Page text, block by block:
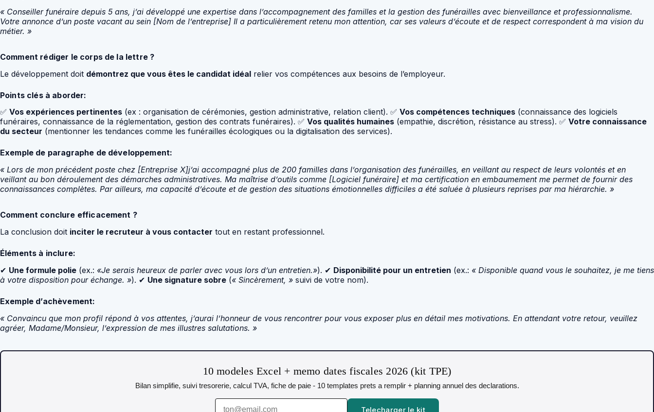
« Conseiller funéraire depuis 5 ans, j’ai développé une expertise dans l’accompagnement des familles et la gestion des funérailles avec bienveillance et professionnalisme.
Votre annonce d’un poste vacant au sein [Nom de l’entreprise] Il a particulièrement retenu mon attention, car ses valeurs d’écoute et de respect correspondent à ma vision du
métier. »
Comment rédiger le corps de la lettre ?
Le développement doit démontrez que vous êtes le candidat idéal relier vos compétences aux besoins de l’employeur.
Points clés à aborder:
✅ Vos expériences pertinentes (ex : organisation de cérémonies, gestion administrative, relation client). ✅ Vos compétences techniques (connaissance des logiciels
funéraires, connaissance de la réglementation, gestion des contrats funéraires). ✅ Vos qualités humaines (empathie, discrétion, résistance au stress). ✅ Votre connaissance
du secteur (mentionner les tendances comme les funérailles écologiques ou la digitalisation des services).
Exemple de paragraphe de développement:
« Lors de mon précédent poste chez [Entreprise X]j’ai accompagné plus de 200 familles dans l’organisation des funérailles, en veillant au respect de leurs volontés et en
veillant au bon déroulement des démarches administratives. Ma maîtrise d’outils comme [Logiciel funéraire] et ma certification en embaumement me permet de fournir des
connaissances complètes. Par ailleurs, ma capacité d’écoute et de gestion des situations émotionnelles difficiles a été saluée à plusieurs reprises par ma hiérarchie. »
Comment conclure efficacement ?
La conclusion doit inciter le recruteur à vous contacter tout en restant professionnel.
Éléments à inclure:
✔ Une formule polie (ex.: «Je serais heureux de parler avec vous lors d’un entretien.»). ✔ Disponibilité pour un entretien (ex.: « Disponible quand vous le souhaitez, je me tiens
à votre disposition pour échange. »). ✔ Une signature sobre (« Sincèrement, » suivi de votre nom).
Exemple d’achèvement:
« Convaincu que mon profil répond à vos attentes, j’aurai l’honneur de vous rencontrer pour vous exposer plus en détail mes motivations. En attendant votre retour, veuillez
agréer, Madame/Monsieur, l’expression de mes illustres salutations. »
10 modeles Excel + memo dates fiscales 2026 (kit TPE)
Bilan simplifie, suivi tresorerie, calcul TVA, fiche de paie - 10 templates prets a remplir + planning annuel des declarations.
Telecharger le kit